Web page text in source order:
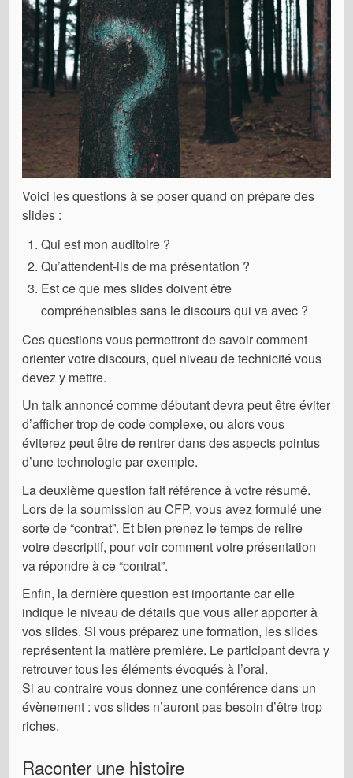
Voici les questions à se poser quand on prépare des
slides :
Qui est mon auditoire ?
Qu’attendent-ils de ma présentation ?
Est ce que mes slides doivent être
compréhensibles sans le discours qui va avec ?
Ces questions vous permettront de savoir comment
orienter votre discours, quel niveau de technicité vous
devez y mettre.
Un talk annoncé comme débutant devra peut être éviter
d’afficher trop de code complexe, ou alors vous
éviterez peut être de rentrer dans des aspects pointus
d’une technologie par exemple.
La deuxième question fait référence à votre résumé.
Lors de la soumission au CFP, vous avez formulé une
sorte de “contrat”. Et bien prenez le temps de relire
votre descriptif, pour voir comment votre présentation
va répondre à ce “contrat”.
Enfin, la dernière question est importante car elle
indique le niveau de détails que vous aller apporter à
vos slides. Si vous préparez une formation, les slides
représentent la matière première. Le participant devra y
retrouver tous les éléments évoqués à l’oral.
Si au contraire vous donnez une conférence dans un
évènement : vos slides n’auront pas besoin d’être trop
riches.
Raconter une histoire